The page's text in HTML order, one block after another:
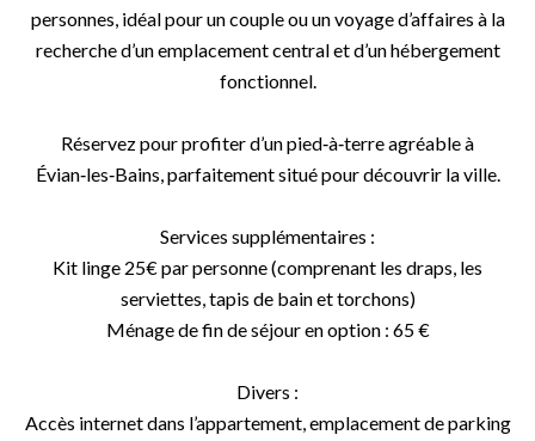
personnes, idéal pour un couple ou un voyage d’affaires à la
recherche d’un emplacement central et d’un hébergement
fonctionnel.
Réservez pour profiter d’un pied‑à‑terre agréable à
Évian‑les‑Bains, parfaitement situé pour découvrir la ville.
Services supplémentaires :
Kit linge 25€ par personne (comprenant les draps, les
serviettes, tapis de bain et torchons)
Ménage de fin de séjour en option : 65 €
Divers :
Accès internet dans l’appartement, emplacement de parking